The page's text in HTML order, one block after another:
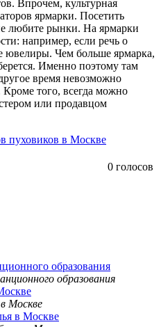
Впрочем, культурная
ярмарки. Посетить
любите рынки. На ярмарки
например, если речь о
ювелиры. Чем больше ярмарка,
Именно поэтому там
время невозможно
Кроме того, всегда можно
или продавцом
пуховиков в Москве
0 голосов
образования
в Москве